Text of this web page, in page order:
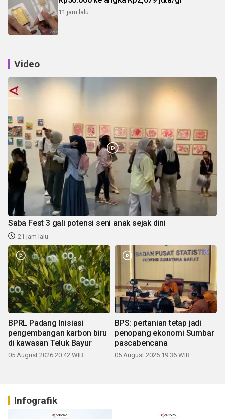
11 jam lalu
Video
Saba Fest 3 gali potensi seni anak sejak dini
21 jam lalu
BPRL Padang Inisiasi
pengembangan karbon biru
di kawasan Teluk Bayur
05 August 2026 20:42 WIB
BPS: pertanian tetap jadi
penopang ekonomi Sumbar
pascabencana
05 August 2026 19:36 WIB
Infografik